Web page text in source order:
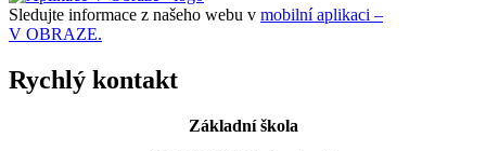
Sledujte informace z našeho webu v mobilní aplikaci –
V OBRAZE.
Rychlý kontakt
Základní škola